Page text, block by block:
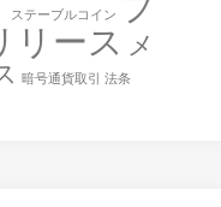
ステーブルコイン
リース メ
暗号通貨取引 法条